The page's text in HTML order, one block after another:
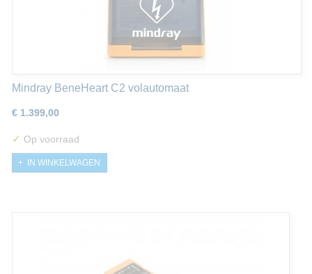
Mindray BeneHeart C2 volautomaat
€ 1.399,00
✓ Op voorraad
IN WINKELWAGEN